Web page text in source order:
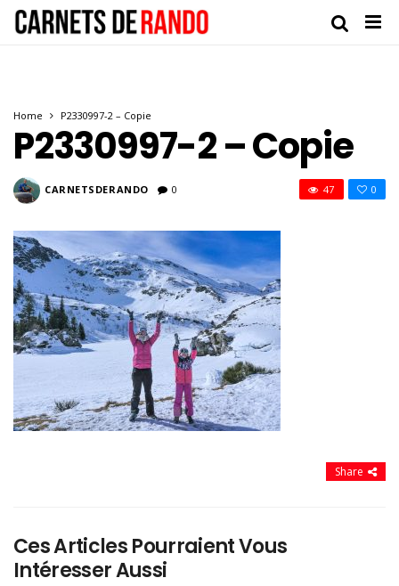
Home P2330997-2 – Copie
P2330997-2 – Copie
CARNETSDERANDO 0 0
47
Share
Ces Articles Pourraient Vous
Intéresser Aussi